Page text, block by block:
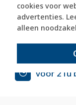
cookies voor
advertenties.
alleen
365
veilig
voor 21u